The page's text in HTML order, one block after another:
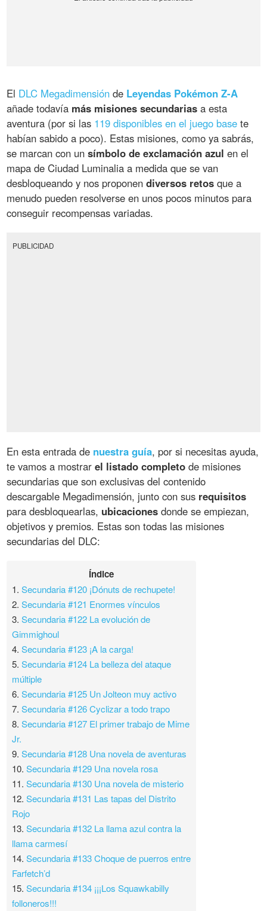
El DLC Megadimensión de Leyendas Pokémon Z-A
añade todavía más misiones secundarias a esta
aventura (por si las 119 disponibles en el juego base te
habían sabido a poco). Estas misiones, como ya sabrás,
se marcan con unsímbolo de exclamación azul en el
mapa de Ciudad Luminalia a medida que se van
desbloqueando y nos proponendiversos retos que a
menudo pueden resolverse en unos pocos minutos para
conseguir recompensas variadas.
PUBLICIDAD
En esta entrada de nuestra guía, por si necesitas ayuda,
te vamos a mostrarel listado completo de misiones
secundarias que son exclusivas del contenido
descargable Megadimensión, junto con sus requisitos
para desbloquearlas, ubicaciones donde se empiezan,
objetivos y premios. Estas son todas las misiones
secundarias del DLC:
Índice
1.Secundaria #120 ¡Dónuts de rechupete!
2.Secundaria #121 Enormes vínculos
3.Secundaria #122 La evolución de
Gimmighoul
4.Secundaria #123 ¡A la carga!
5.Secundaria #124 La belleza del ataque
múltiple
6.Secundaria #125 Un Jolteon muy activo
7.Secundaria #126 Cyclizar a todo trapo
8.Secundaria #127 El primer trabajo de Mime
Jr.
9.Secundaria #128 Una novela de aventuras
10.Secundaria #129 Una novela rosa
11.Secundaria #130 Una novela de misterio
12.Secundaria #131 Las tapas del Distrito
Rojo
13.Secundaria #132 La llama azul contra la
llama carmesí
14.Secundaria #133 Choque de puerros entre
Farfetch’d
15.Secundaria #134 ¡¡¡Los Squawkabilly
folloneros!!!